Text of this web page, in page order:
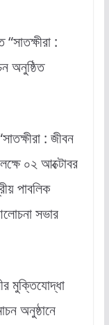
“সাতক্ষীরা :
অনুষ্ঠিত
: জীবন
০২ আক্টোবর
পাবলিক
সভার
মুক্তিযোদ্ধা
অনুষ্ঠানে